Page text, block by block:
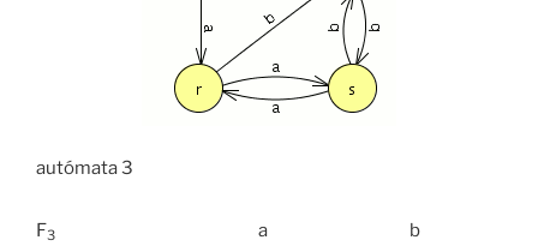
autómata 3
F3 a b